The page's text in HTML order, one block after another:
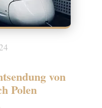
von
Polen